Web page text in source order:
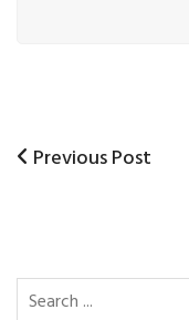
Post
Previous
Previous Post